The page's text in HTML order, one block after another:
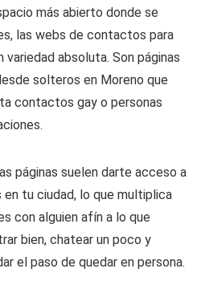
más abierto donde se
las webs de contactos para
absoluta. Son páginas
solteros en Moreno que
contactos gay o personas
páginas suelen darte acceso a
en tu ciudad, lo que multiplica
con alguien afín a lo que
bien, chatear un poco y
el paso de quedar en persona.